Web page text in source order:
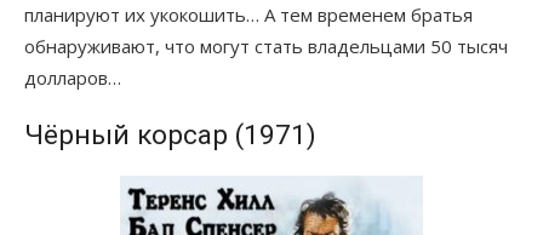
планируют их укокошить… А тем временем братья
обнаруживают, что могут стать владельцами 50 тысяч
долларов…
Чёрный корсар (1971)